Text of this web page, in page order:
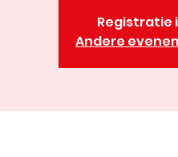
Registratie
Andere